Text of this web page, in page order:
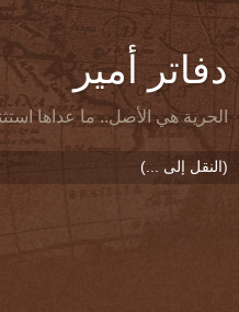
دفاتر أمير
الحرية هي الأصل.. ما عداها